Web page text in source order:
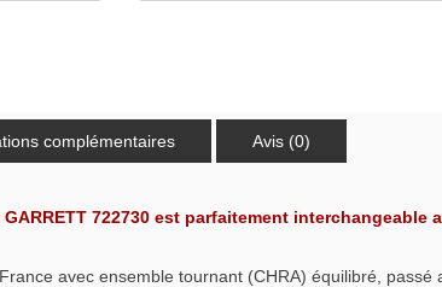
complémentaires Avis (0)
722730 est parfaitement interchangeable
avec ensemble tournant (CHRA) équilibré, passé